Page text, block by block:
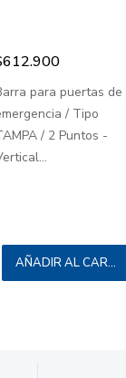
612.900
para puertas de
/ Tipo
/ 2 Puntos -
AÑADIR AL CARRITO